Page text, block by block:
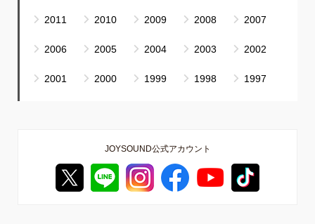
2011 2010 2009 2008 2007
2006 2005 2004 2003 2002
2001 2000 1999 1998 1997
JOYSOUND公式アカウント